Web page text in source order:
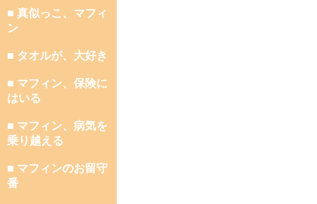
■ 真似っこ、マフィ
ン
■ タオルが、大好き
■ マフィン、保険に
はいる
■ マフィン、病気を
乗り越える
■ マフィンのお留守
番